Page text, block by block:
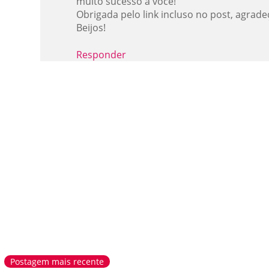
Obrigada pelo link incluso no post,
Beijos!
Responder
Postagem mais recente